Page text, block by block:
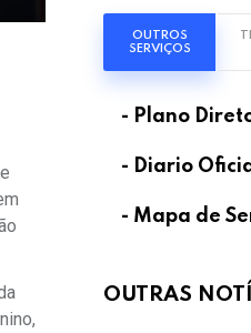
OUTROS
SERVIÇOS
- Plano
- Diario
- Mapa de
OUTRAS